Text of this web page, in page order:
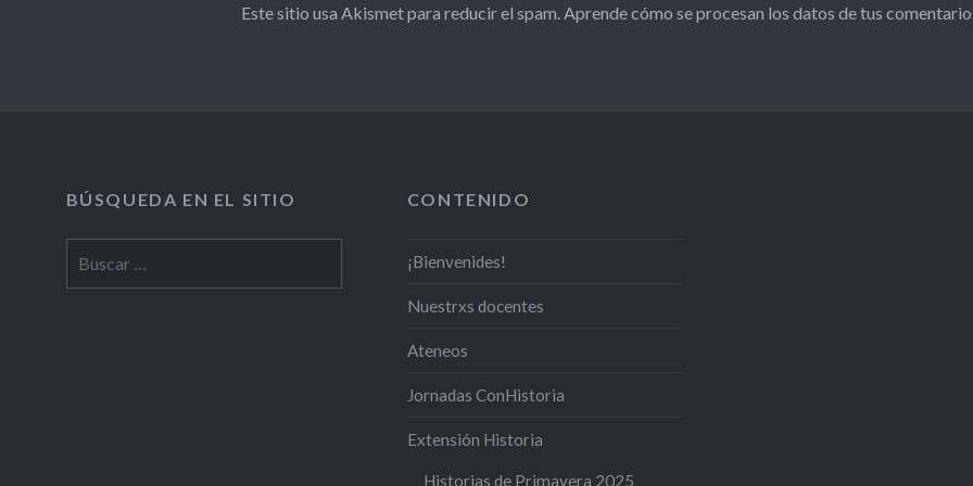
Este sitio usa Akismet para reducir el spam. Aprende cómo se procesan los datos de tus
BÚSQUEDA EN EL SITIO CONTENIDO
¡Bienvenides!
Nuestrxs docentes
Ateneos
Jornadas ConHistoria
Extensión Historia
Historias de Primavera 2025